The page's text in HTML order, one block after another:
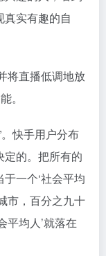
实有趣的自
直播低调地放
。
快手用户分布
的。把所有的
一个‘社会平均
市，百分之九十
平均人’就落在